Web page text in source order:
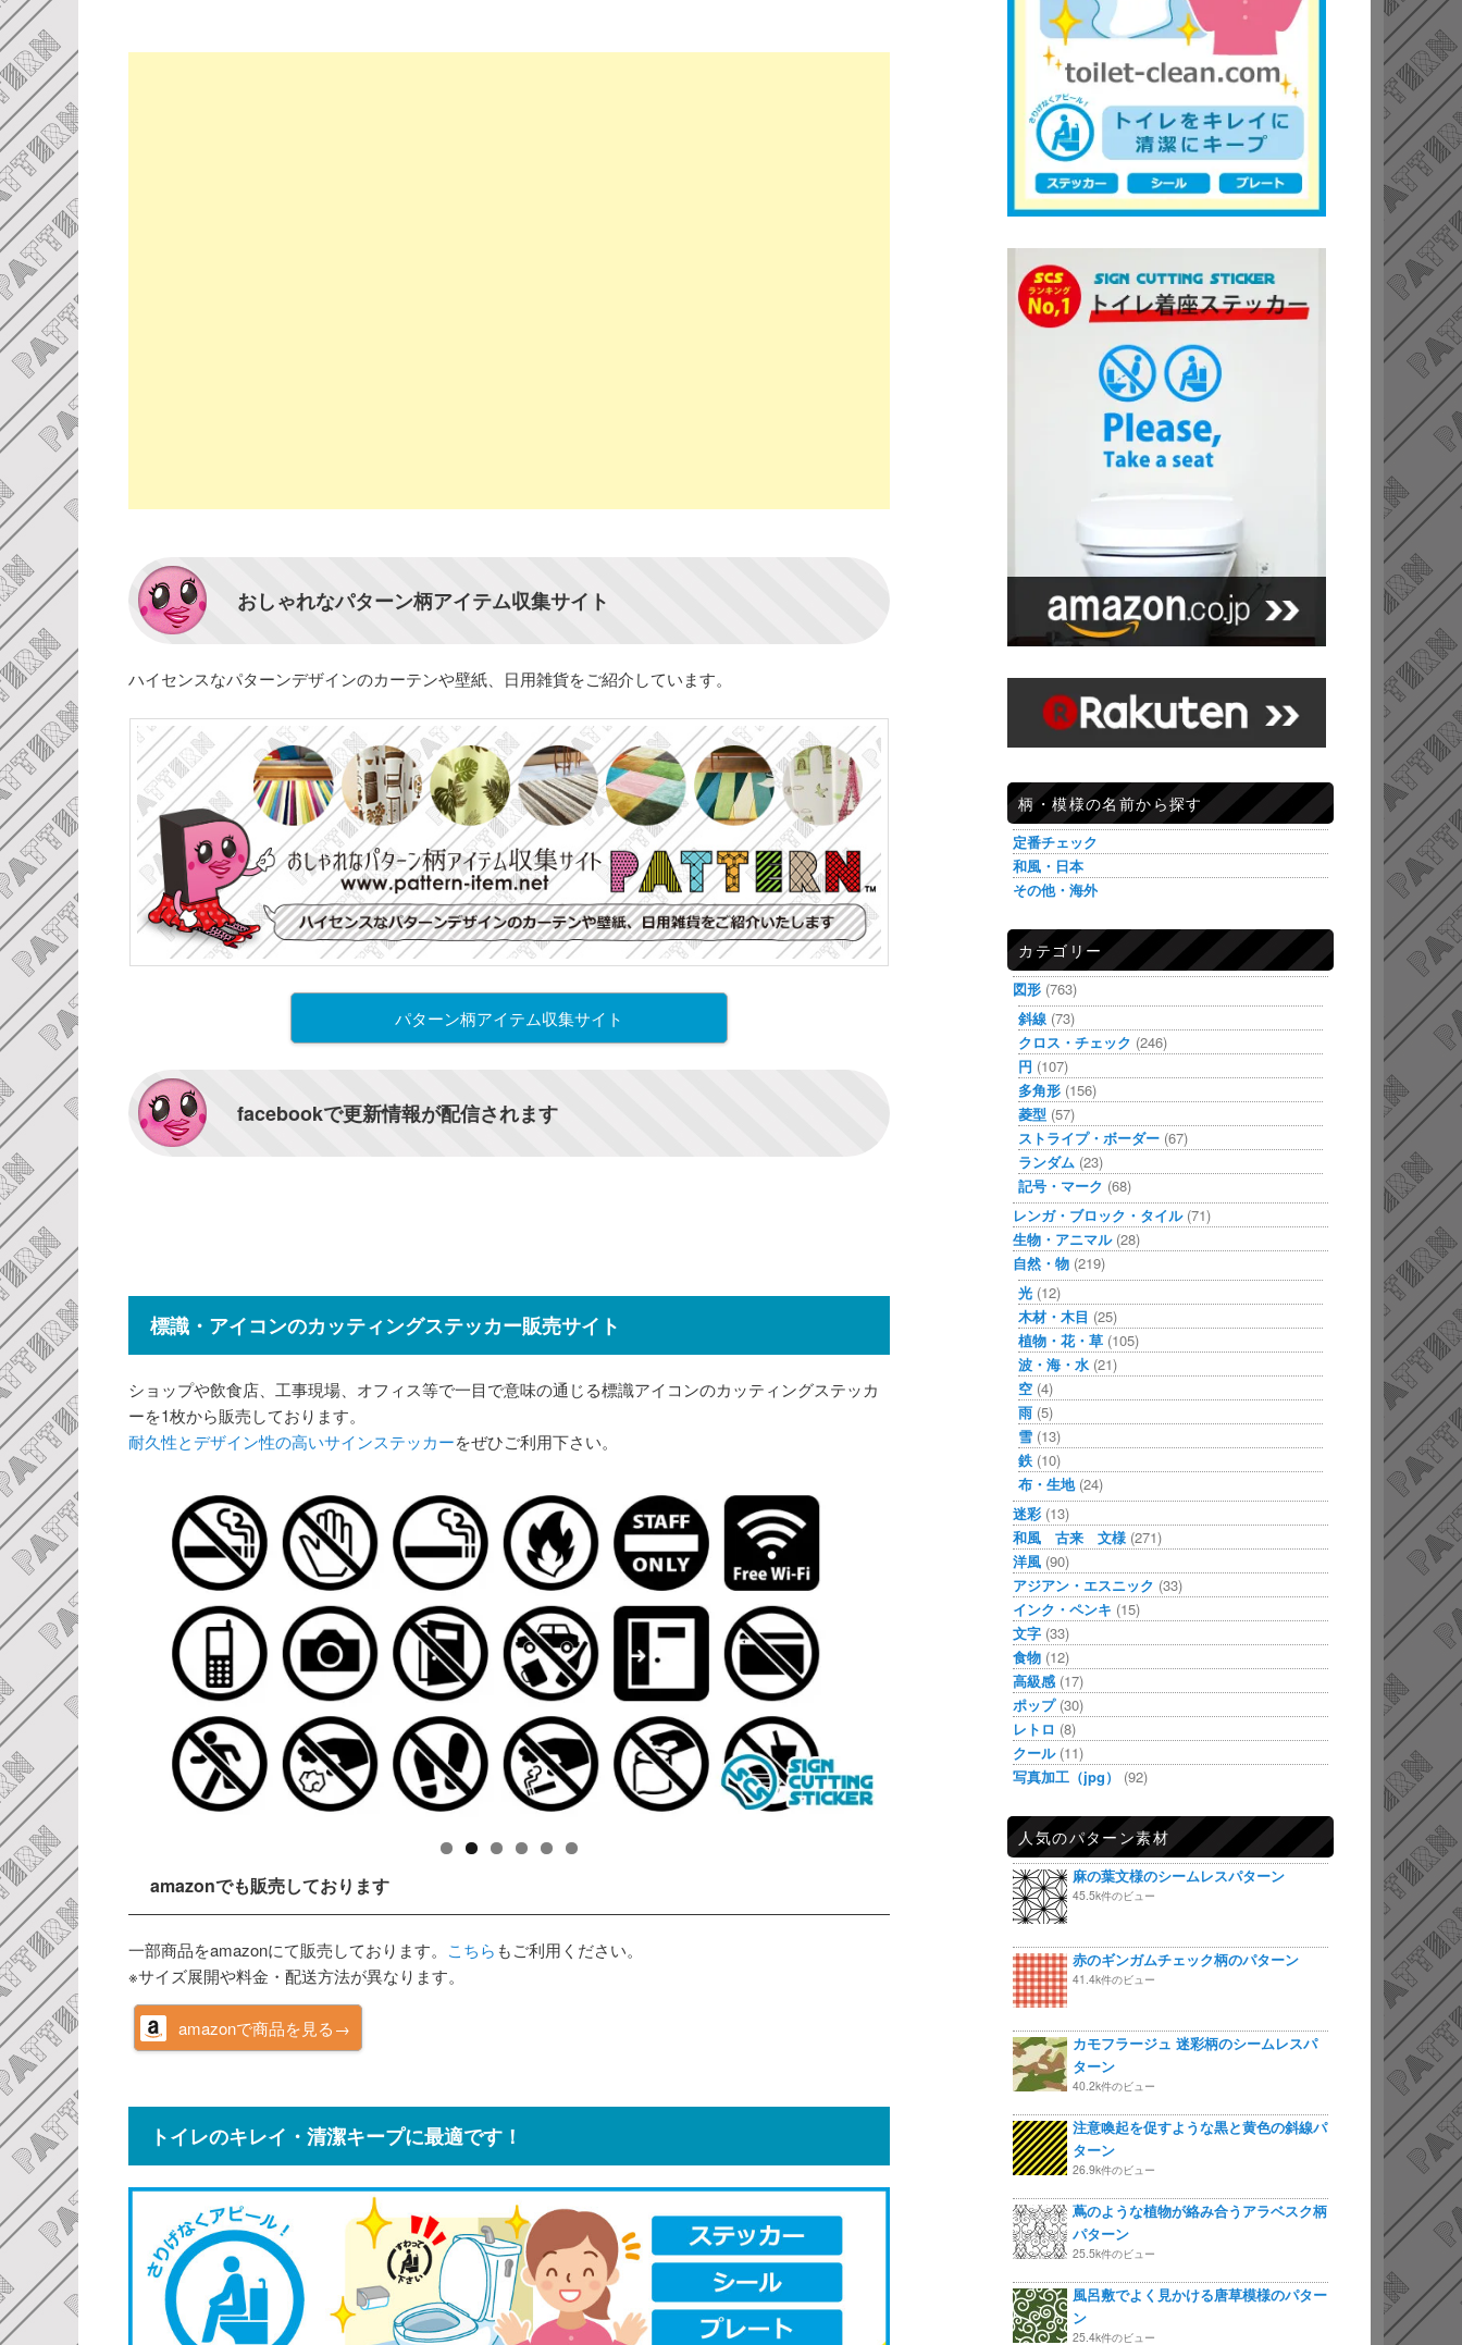
おしゃれなパターン柄アイテム収集サイト
ハイセンスなパターンデザインのカーテンや壁紙、日用雑貨をご紹介しています。
パターン柄アイテム収集サイト
facebookで更新情報が配信されます
標識・アイコンのカッティングステッカー販売サイト
ショップや飲食店、工事現場、オフィス等で一目で意味の通じる標識アイコンのカッティングステッカ
ーを1枚から販売しております。
耐久性とデザイン性の高いサインステッカーをぜひご利用下さい。
amazonでも販売しております
一部商品をamazonにて販売しております。 こちら もご利用ください。
※サイズ展開や料金・配送方法が異なります。
amazonで商品を見る→
トイレのキレイ・清潔キープに最適です！
柄・模様の名前から探す
定番チェック
和風・日本
その他・海外
カテゴリー
図形 (763)
斜線 (73)
クロス・チェック (246)
円 (107)
多角形 (156)
菱型 (57)
ストライプ・ボーダー (67)
ランダム (23)
記号・マーク (68)
レンガ・ブロック・タイル(71)
生物・アニマル(28)
自然・物 (219)
光 (12)
木材・木目 (25)
植物・花・草 (105)
波・海・水 (21)
空 (4)
雨 (5)
雪 (13)
鉄 (10)
布・生地(24)
迷彩 (13)
和風 古来 文様 (271)
洋風 (90)
アジアン・エスニック (33)
インク・ペンキ (15)
文字 (33)
食物 (12)
高級感 (17)
ポップ(30)
レトロ (8)
クール(11)
写真加工（jpg）
(92)
人気のパターン素材
麻の葉文様のシームレスパターン
45.5k件のビュー
赤のギンガムチェック柄のパターン
41.4k件のビュー
カモフラージュ 迷彩柄のシームレスパ
ターン
40.2k件のビュー
注意喚起を促すような黒と黄色の斜線パ
ターン
26.9k件のビュー
蔦のような植物が絡み合うアラベスク柄
パターン
25.5k件のビュー
風呂敷でよく見かける唐草模様のパター
ン
25.4k件のビュー